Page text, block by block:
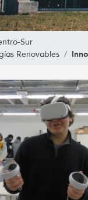
Sur
Renovables